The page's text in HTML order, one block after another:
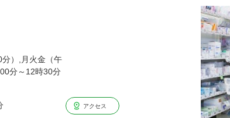
）,月火金（午
分～12時30分
アクセス